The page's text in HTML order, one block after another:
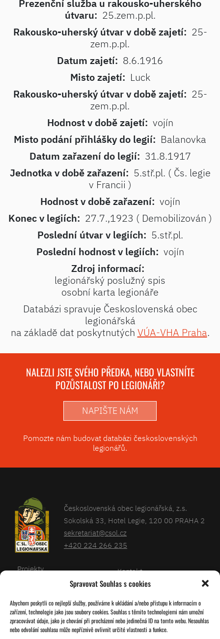
Spravovat Souhlas s cookies
Abychom poskytli co nejlepší služby, používáme k ukládání a/nebo přístupu k informacím o
zařízení, technologie jako jsou soubory cookies. Souhlas s těmito technologiemi nám umožní
zpracovávat údaje, jako je chování při procházení nebo jedinečná ID na tomto webu. Nesouhlas
nebo odvolání souhlasu může nepříznivě ovlivnit určité vlastnosti a funkce.
Prezenční služba u rakousko-uherského
útvaru: 25.zem.p.pl.
Rakousko-uherský útvar v době zajetí: 25-
zem.p.pl.
Datum zajetí: 8.6.1916
Misto zajetí: Luck
Rakousko-uherský útvar v době zajetí: 25-
zem.p.pl.
Hodnost v době zajetí: vojín
Misto podání přihlášky do legií: Balanovka
Datum zařazení do legií: 31.8.1917
Jednotka v době zařazení: 5.stř.pl. ( Čs. legie
v Francii )
Hodnost v době zařazení: vojín
Konec v legiích: 27.7.,1923 ( Demobilizován )
Poslední útvar v legiích: 5.stř.pl.
Poslední hodnost v legiích: vojín
Zdroj informací:
legionářský poslužný spis
osobní karta legionáře
Databázi spravuje Československá obec
legionářská
na základě dat poskytnutých VÚA-VHA Praha.
NALEZLI JSTE SVÉHO PŘEDKA, NEBO VLASTNÍTE
POZŮSTALOST PO LEGIONÁŘI?
NAPIŠTE NÁM
Pomozte nám budovat databázi československých
legionářů.
Československá obec legionářská, z.s.
Sokolská 33, Hotel Legie, 120 00 PRAHA 2
sekretariat@csol.cz
+420 224 266 235
Projekty
Kalendář
O nás
Kontakt
Databáze legionářů
Pro členy
Zásady cookies